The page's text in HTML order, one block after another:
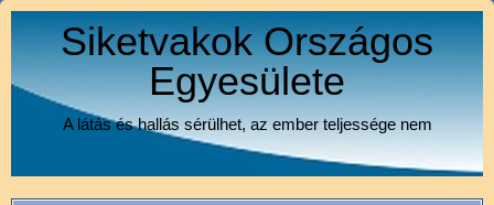
Siketvakok Országos
Egyesülete
A látás és hallás sérülhet, az ember teljessége nem